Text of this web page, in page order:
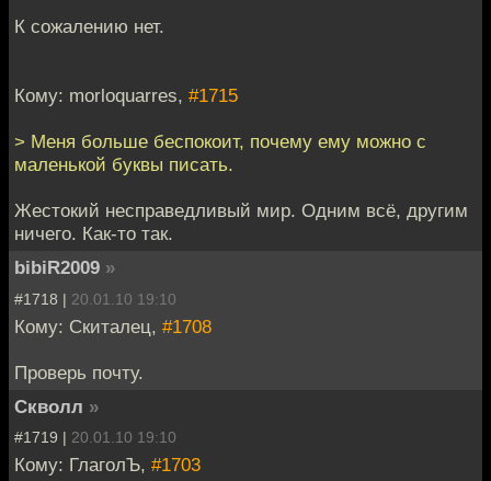
К сожалению нет.
Кому: morloquarres, #1715
> Меня больше беспокоит, почему ему можно с
маленькой буквы писать.
Жестокий несправедливый мир. Одним всё, другим
ничего. Как-то так.
bibiR2009 »
#1718 | 20.01.10 19:10
Кому: Скиталец, #1708
Проверь почту.
Скволл »
#1719 | 20.01.10 19:10
Кому: ГлаголЪ, #1703